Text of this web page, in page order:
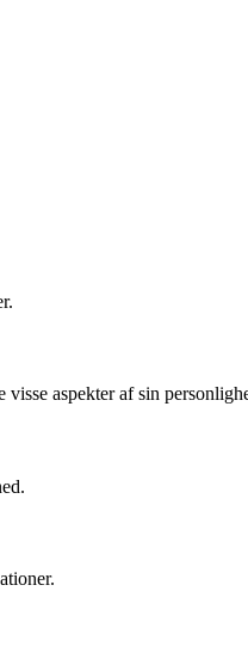
aspekter af sin